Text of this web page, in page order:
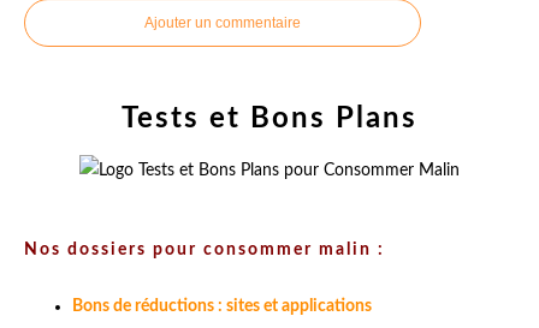
Ajouter un commentaire
Tests et Bons Plans
Nos dossiers pour consommer malin :
Bons de réductions : sites et applications